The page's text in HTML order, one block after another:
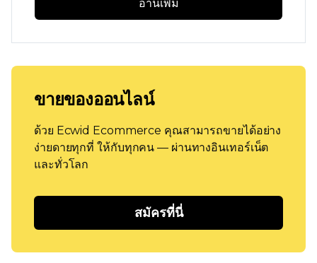
อ่านเพิ่ม
ขายของออนไลน์
ด้วย Ecwid Ecommerce คุณสามารถขายได้อย่าง
ง่ายดายทุกที่ ให้กับทุกคน — ผ่านทางอินเทอร์เน็ต
และทั่วโลก
สมัครที่นี่